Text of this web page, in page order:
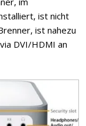
ist nicht
ist nahezu
DVI/HDMI an